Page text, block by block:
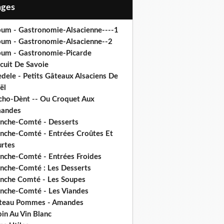
- Gastronomie-Alsacienne----1
- Gastronomie-Alsacienne--2
- Gastronomie-Picarde
De Savoie
- Petits Gâteaux Alsaciens De
Dènt -- Ou Croquet Aux
Comté - Desserts
Comté - Entrées Croûtes Et
Comté - Entrées Froides
Comté : Les Desserts
Comté - Les Soupes
Comté - Les Viandes
Pommes - Amandes
Au Vin Blanc